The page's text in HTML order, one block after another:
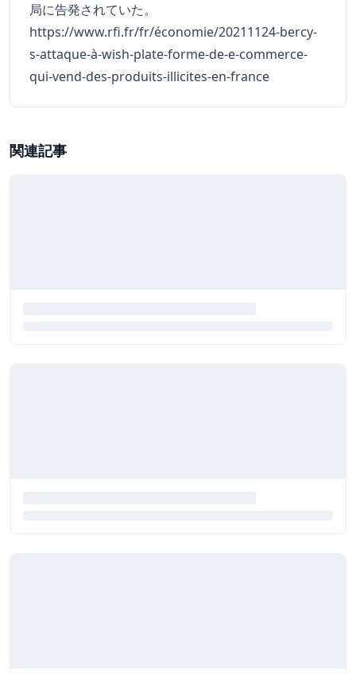
局に告発されていた。
https://www.rfi.fr/fr/économie/20211124-bercy-
s-attaque-à-wish-plate-forme-de-e-commerce-
qui-vend-des-produits-illicites-en-france
関連記事